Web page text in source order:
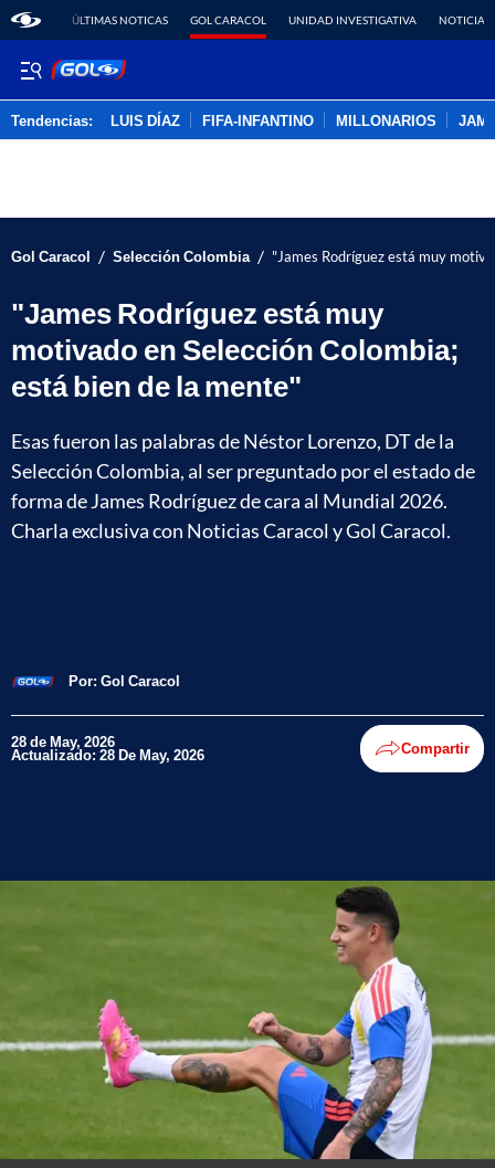
ÚLTIMAS NOTICAS GOL CARACOL UNIDAD INVESTIGATIVA NOTICIAS
Tendencias: LUIS DÍAZ FIFA-INFANTINO MILLONARIOS
Gol Caracol / Selección Colombia / "James Rodríguez está muy
"James Rodríguez está muy
motivado en Selección Colombia;
está bien de la mente"
Esas fueron las palabras de Néstor Lorenzo, DT de la
Selección Colombia, al ser preguntado por el estado de
forma de James Rodríguez de cara al Mundial 2026.
Charla exclusiva con Noticias Caracol y Gol Caracol.
Por: Gol Caracol
28 de May, 2026
Actualizado: 28 De May, 2026 Compartir